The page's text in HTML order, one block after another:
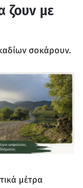
ζουν με
σοκάρουν.
μέτρα